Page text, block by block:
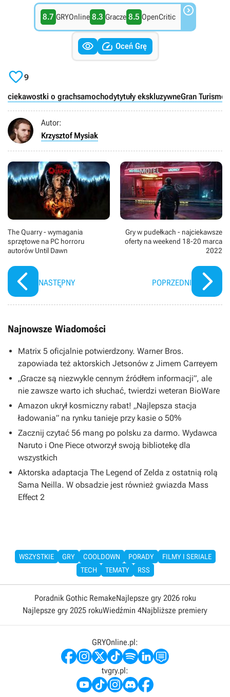
8.7 GRYOnline 8.3 Gracze 8.5 OpenCritic 
  Oceń Grę
9
ciekawostki o grachsamochodytytuły ekskluzywneGran Turismo
Autor:
Krzysztof Mysiak
The Quarry - wymagania
sprzętowe na PC horroru
autorów Until Dawn
NASTĘPNY
Gry w pudełkach - najciekawsze
oferty na weekend 18-20 marca
2022
POPRZEDNI
Najnowsze Wiadomości
Matrix 5 oficjalnie potwierdzony. Warner Bros.
zapowiada też aktorskich Jetsonów z Jimem Carreyem
„Gracze są niezwykle cennym źródłem informacji”, ale
nie zawsze warto ich słuchać, twierdzi weteran BioWare
Amazon ukrył kosmiczny rabat! „Najlepsza stacja
ładowania” na rynku tanieje przy kasie o 50%
Zacznij czytać 56 mang po polsku za darmo. Wydawca
Naruto i One Piece otworzył swoją bibliotekę dla
wszystkich
Aktorska adaptacja The Legend of Zelda z ostatnią rolą
Sama Neilla. W obsadzie jest również gwiazda Mass
Effect 2
WSZYSTKIE GRY COOLDOWN PORADY
FILMY I SERIALE
TECH
TEMATY RSS
Poradnik Gothic RemakeNajlepsze gry 2026 roku
Najlepsze gry 2025 rokuWiedźmin 4Najbliższe premiery
GRYOnline.pl:
tvgry.pl: